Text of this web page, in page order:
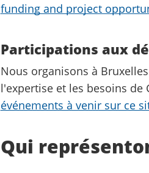
funding and project
Participations aux
Nous organisons à
l'expertise et les besoins de
événements à venir sur ce
Qui